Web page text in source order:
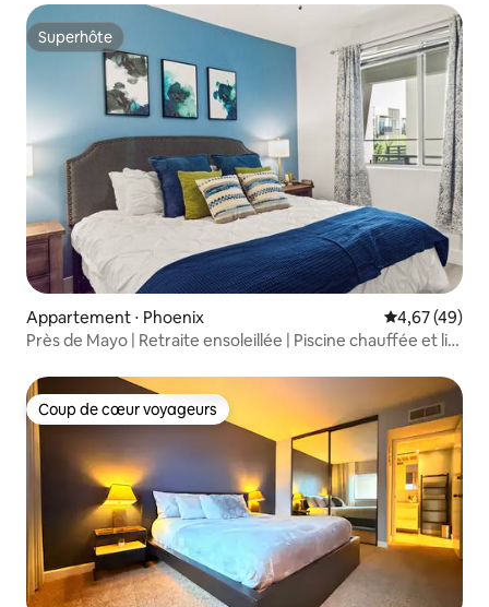
Superhôte
Superhôte
Appartement ⋅ Phoenix Évaluation
4,67 (49)
Près de Mayo | Retraite ensoleillée | Piscine chauffée et lit
Coup de cœur voyageurs
Coup de cœur voyageurs